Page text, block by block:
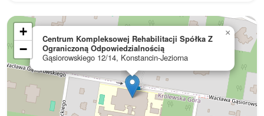
Centrum Kompleksowej Rehabilitacji Spółka Z
Ograniczoną Odpowiedzialnością
Gąsiorowskiego 12/14, Konstancin-Jeziorna
×
+
−